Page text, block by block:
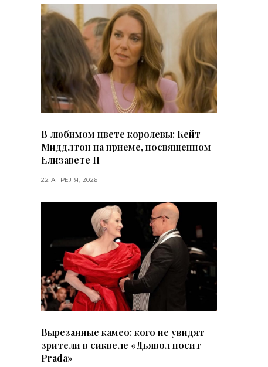
В любимом цвете королевы: Кейт
Миддлтон на приеме, посвященном
Елизавете II
22 АПРЕЛЯ, 2026
Вырезанные камео: кого не увидят
зрители в сиквеле «Дьявол носит
Prada»